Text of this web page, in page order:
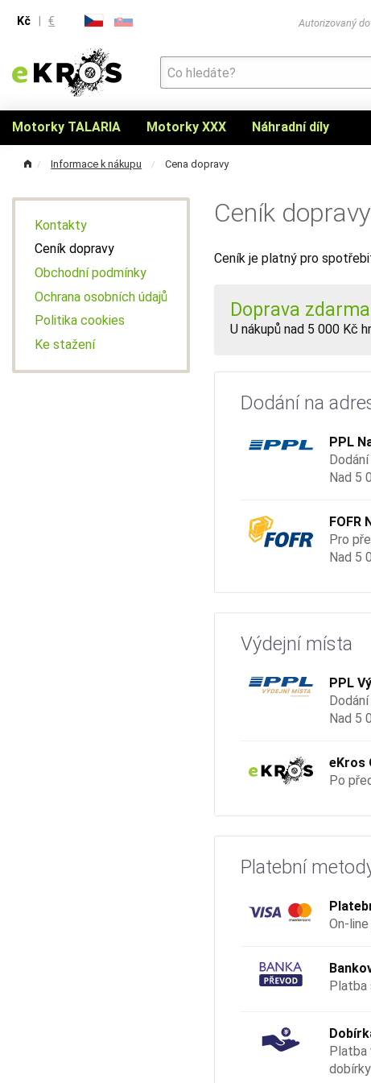
Kč € Autorizovaný
Motorky TALARIA Motorky XXX Náhradní díly
Informace k nákupu Cena dopravy
Kontakty
Ceník dopravy
Obchodní podmínky
Ochrana osobních údajů
Politika cookies
Ke stažení
Ceník dopravy
Ceník je platný pro
Doprava
U nákupů nad 5 000 Kč
Dodání na
PPL
Nad 5
FOFR
Pro
Nad 5
Výdejní místa
PPL
Nad 5
eKros
Po
Platební
On-
Platba
Platba